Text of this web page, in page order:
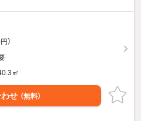
）
㎡
せ （無料）